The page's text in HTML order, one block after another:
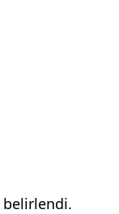
belirlendi.